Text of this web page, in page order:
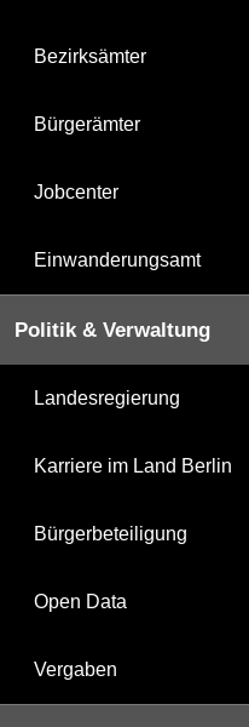
Bezirksämter
Bürgerämter
Jobcenter
Einwanderungsamt
Politik & Verwaltung
Landesregierung
Karriere im Land Berlin
Bürgerbeteiligung
Open Data
Vergaben